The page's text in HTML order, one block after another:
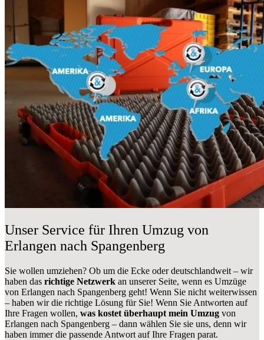
Unser Service für Ihren Umzug von
Erlangen nach Spangenberg
Sie wollen umziehen? Ob um die Ecke oder deutschlandweit – wir
haben das richtige Netzwerk an unserer Seite, wenn es Umzüge
von Erlangen nach Spangenberg geht! Wenn Sie nicht weiterwissen
– haben wir die richtige Lösung für Sie! Wenn Sie Antworten auf
Ihre Fragen wollen, was kostet überhaupt mein Umzug von
Erlangen nach Spangenberg – dann wählen Sie sie uns, denn wir
haben immer die passende Antwort auf Ihre Fragen parat.